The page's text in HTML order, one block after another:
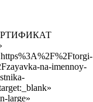
na-imennoy-
large»